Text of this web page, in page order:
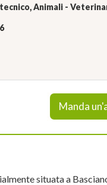
Animali -
Manda
situata a